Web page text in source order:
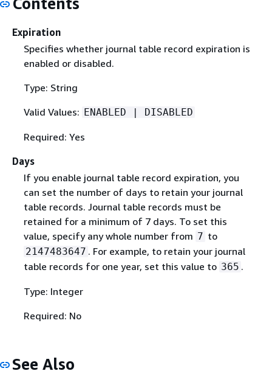
Expiration
Specifies whether journal table record expiration is
enabled or disabled.
Type: String
Valid Values: ENABLED | DISABLED
Required: Yes
Days
If you enable journal table record expiration, you
can set the number of days to retain your journal
table records. Journal table records must be
retained for a minimum of 7 days. To set this
value, specify any whole number from 7 to
2147483647 . For example, to retain your journal
table records for one year, set this value to 365 .
Type: Integer
Required: No
See Also